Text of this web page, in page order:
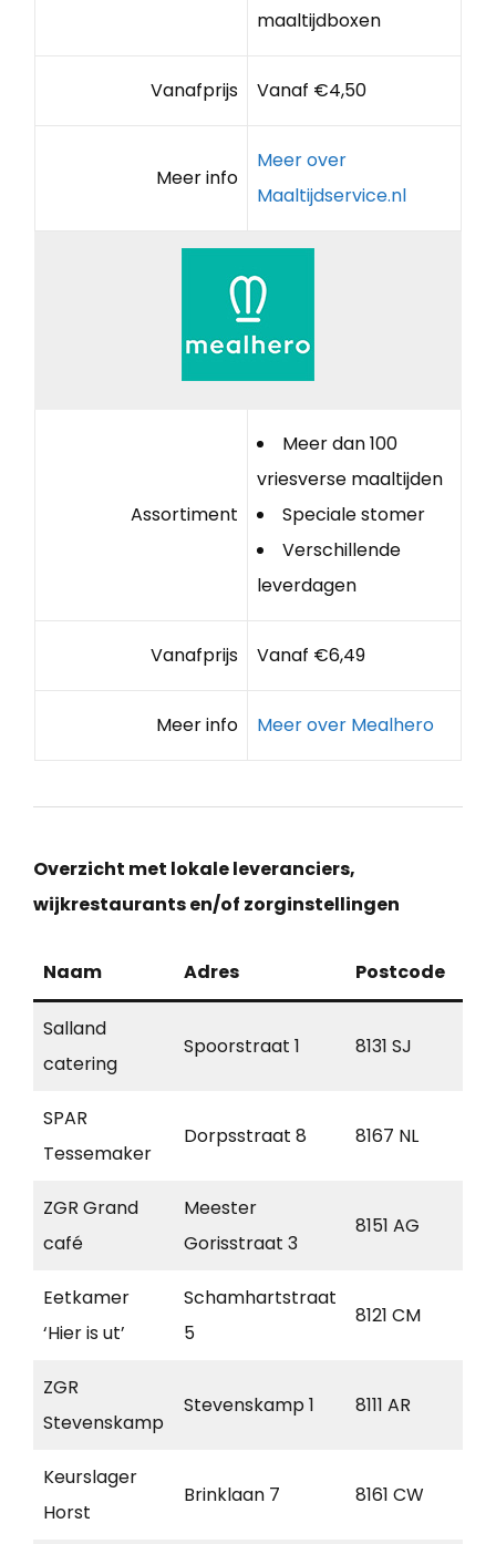
maaltijdboxen
Vanafprijs Vanaf €4,50
Meer info
Meer over
Maaltijdservice.nl
Assortiment
Meer dan 100
vriesverse maaltijden
Speciale stomer
Verschillende
leverdagen
Vanafprijs Vanaf €6,49
Meer info Meer over Mealhero
Overzicht met lokale leveranciers,
wijkrestaurants en/of zorginstellingen
Naam Adres Postcode
Salland
catering
Spoorstraat 1 8131 SJ
SPAR
Tessemaker
Dorpsstraat 8 8167 NL
ZGR Grand
café
Meester
Gorisstraat 3
8151 AG
Eetkamer
‘Hier is ut’
Schamhartstraat
5
8121 CM
ZGR
Stevenskamp
Stevenskamp 1 8111 AR
Keurslager
Horst
Brinklaan 7 8161 CW